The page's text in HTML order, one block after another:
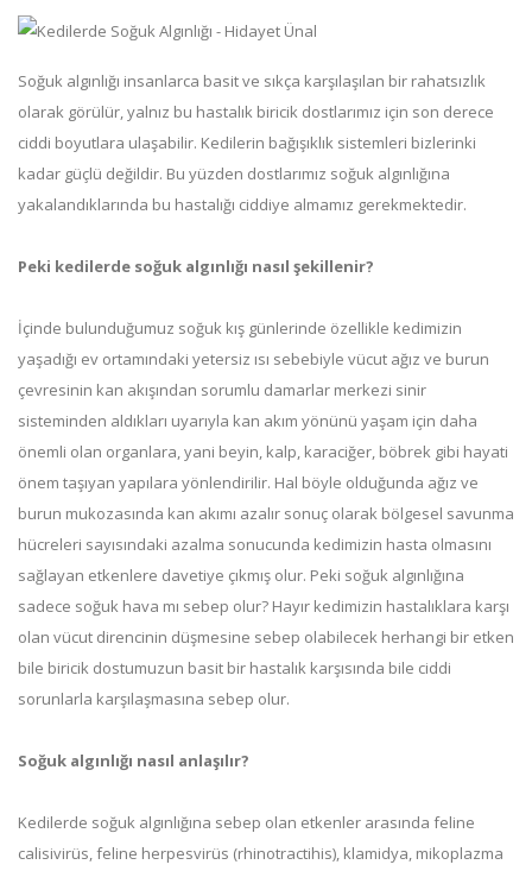
Soğuk algınlığı insanlarca basit ve sıkça karşılaşılan bir rahatsızlık
olarak görülür, yalnız bu hastalık biricik dostlarımız için son derece
ciddi boyutlara ulaşabilir. Kedilerin bağışıklık sistemleri bizlerinki
kadar güçlü değildir. Bu yüzden dostlarımız soğuk algınlığına
yakalandıklarında bu hastalığı ciddiye almamız gerekmektedir.
Peki kedilerde soğuk algınlığı nasıl şekillenir?
İçinde bulunduğumuz soğuk kış günlerinde özellikle kedimizin
yaşadığı ev ortamındaki yetersiz ısı sebebiyle vücut ağız ve burun
çevresinin kan akışından sorumlu damarlar merkezi sinir
sisteminden aldıkları uyarıyla kan akım yönünü yaşam için daha
önemli olan organlara, yani beyin, kalp, karaciğer, böbrek gibi hayati
önem taşıyan yapılara yönlendirilir. Hal böyle olduğunda ağız ve
burun mukozasında kan akımı azalır sonuç olarak bölgesel savunma
hücreleri sayısındaki azalma sonucunda kedimizin hasta olmasını
sağlayan etkenlere davetiye çıkmış olur. Peki soğuk algınlığına
sadece soğuk hava mı sebep olur? Hayır kedimizin hastalıklara karşı
olan vücut direncinin düşmesine sebep olabilecek herhangi bir etken
bile biricik dostumuzun basit bir hastalık karşısında bile ciddi
sorunlarla karşılaşmasına sebep olur.
Soğuk algınlığı nasıl anlaşılır?
Kedilerde soğuk algınlığına sebep olan etkenler arasında feline
calisivirüs, feline herpesvirüs (rhinotractihis), klamidya, mikoplazma